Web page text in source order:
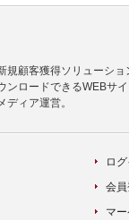
規顧客獲得ソリューショ
ンロードできるWEBサ
ィア運営。
ロ
会
マ